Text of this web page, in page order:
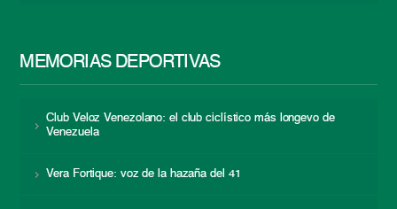
MEMORIAS DEPORTIVAS
Club Veloz Venezolano: el club ciclístico más longevo de
Venezuela
Vera Fortique: voz de la hazaña del 41